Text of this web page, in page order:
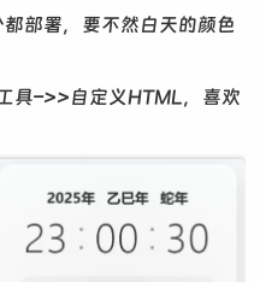
部署，要不然白天的颜色
具–>>自定义HTML，喜欢